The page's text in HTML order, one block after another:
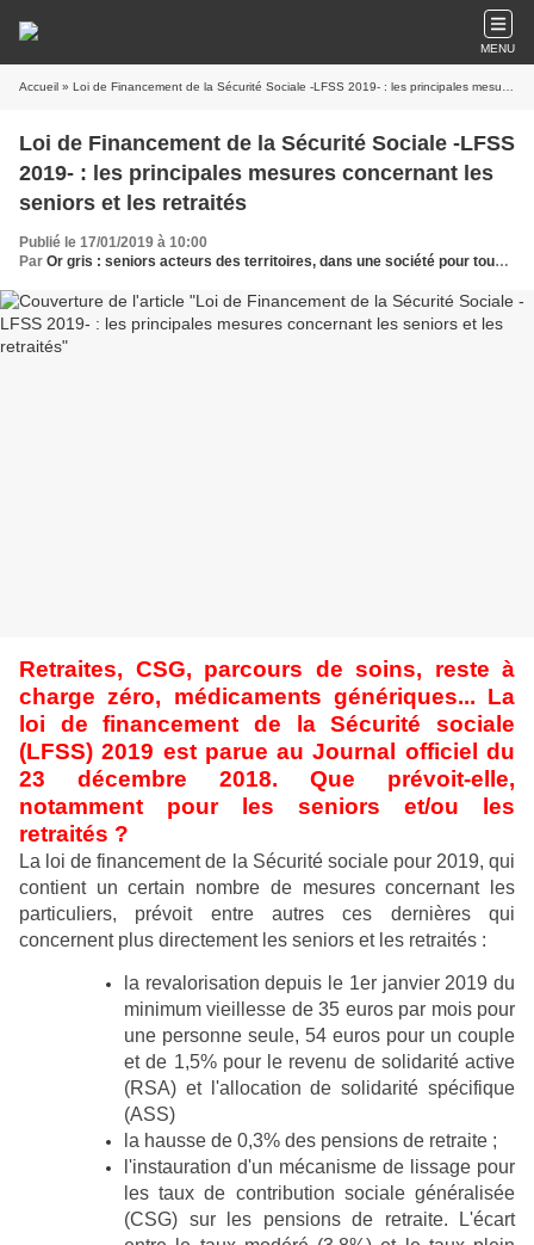
MENU
Accueil » Loi de Financement de la Sécurité Sociale -LFSS 2019- : les principales mesures concernant les seniors et les retraités
Loi de Financement de la Sécurité Sociale -LFSS
2019- : les principales mesures concernant les
seniors et les retraités
Publié le 17/01/2019 à 10:00
Par Or gris : seniors acteurs des territoires, dans une société pour tous les âges
Retraites, CSG, parcours de soins, reste à
charge zéro, médicaments génériques... La
loi de financement de la Sécurité sociale
(LFSS) 2019 est parue au Journal officiel du
23 décembre 2018. Que prévoit-elle,
notamment pour les seniors et/ou les
retraités ?
La loi de financement de la Sécurité sociale pour 2019, qui
contient un certain nombre de mesures concernant les
particuliers, prévoit entre autres ces dernières qui
concernent plus directement les seniors et les retraités :
la revalorisation depuis le 1er janvier 2019 du
minimum vieillesse de 35 euros par mois pour
une personne seule, 54 euros pour un couple
et de 1,5% pour le revenu de solidarité active
(RSA) et l'allocation de solidarité spécifique
(ASS)
la hausse de 0,3% des pensions de retraite ;
l'instauration d'un mécanisme de lissage pour
les taux de contribution sociale généralisée
(CSG) sur les pensions de retraite. L'écart